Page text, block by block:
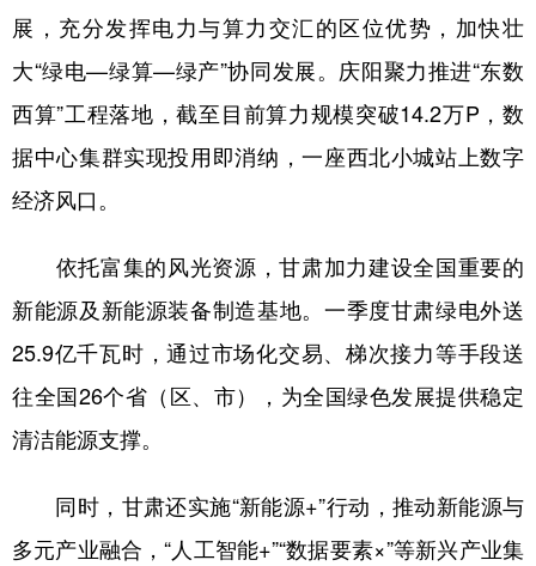
展，充分发挥电力与算力交汇的区位优势，加快壮
大“绿电—绿算—绿产”协同发展。庆阳聚力推进“东数
西算”工程落地，截至目前算力规模突破14.2万P，数
据中心集群实现投用即消纳，一座西北小城站上数字
经济风口。
依托富集的风光资源，甘肃加力建设全国重要的
新能源及新能源装备制造基地。一季度甘肃绿电外送
25.9亿千瓦时，通过市场化交易、梯次接力等手段送
往全国26个省（区、市），为全国绿色发展提供稳定
清洁能源支撑。
同时，甘肃还实施“新能源+”行动，推动新能源与
多元产业融合，“人工智能+”“数据要素×”等新兴产业集